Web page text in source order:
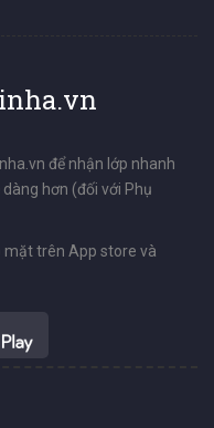
để nhận lớp nhanh
hơn (đối với Phụ
mặt trên App store và